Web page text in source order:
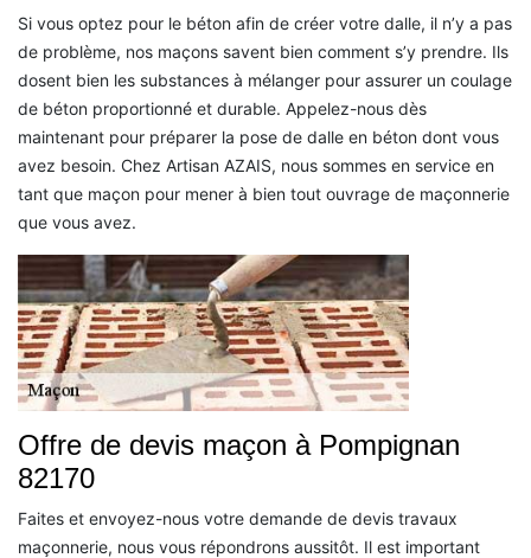
Si vous optez pour le béton afin de créer votre dalle, il n’y a pas
de problème, nos maçons savent bien comment s’y prendre. Ils
dosent bien les substances à mélanger pour assurer un coulage
de béton proportionné et durable. Appelez-nous dès
maintenant pour préparer la pose de dalle en béton dont vous
avez besoin. Chez Artisan AZAIS, nous sommes en service en
tant que maçon pour mener à bien tout ouvrage de maçonnerie
que vous avez.
Offre de devis maçon à Pompignan
82170
Faites et envoyez-nous votre demande de devis travaux
maçonnerie, nous vous répondrons aussitôt. Il est important